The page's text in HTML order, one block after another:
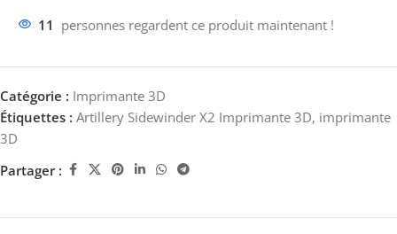
11 personnes regardent ce produit maintenant !
Catégorie : Imprimante 3D
Étiquettes : Artillery Sidewinder X2 Imprimante 3D, imprimante
3D
Partager :